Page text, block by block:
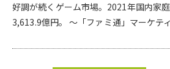
好調が続くゲーム市場。2021年国内家
3,613.9億円。 ～「ファミ通」マーケテ